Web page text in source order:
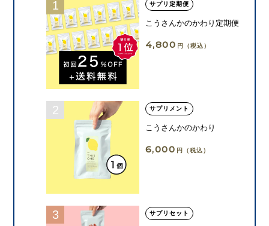
サプリ定期便
こうさんかのかわり定期便
4,800 円（税込）
サプリメント
こうさんかのかわり
6,000 円（税込）
サプリセット